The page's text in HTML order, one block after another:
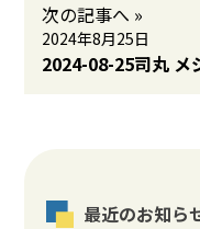
次の記事へ »
2024年8月25日
2024-08-25司丸 メ
最近のお知ら